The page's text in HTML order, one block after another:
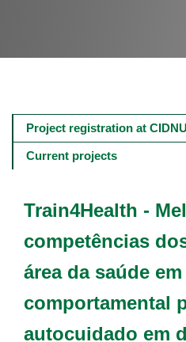
Train4Health -
competências
área da saúde
comportamental
autocuidado em
Main
navigation
Project registration at
Current projects